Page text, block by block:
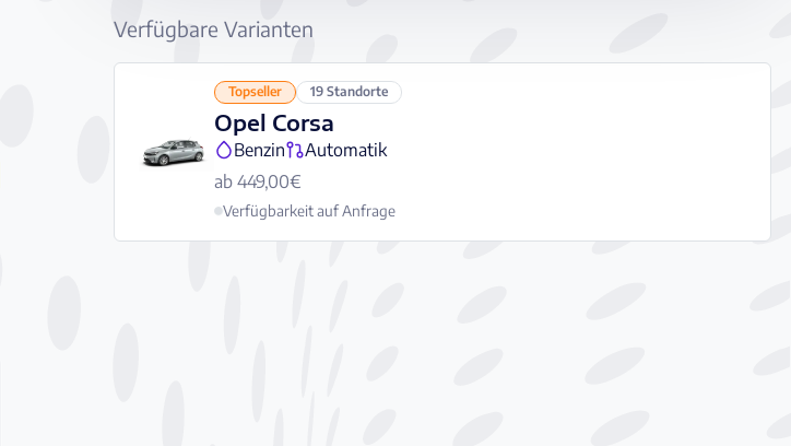
Verfügbare Varianten
Topseller 19 Standorte
Opel Corsa
Benzin
Automatik
ab 449,00€
Verfügbarkeit auf Anfrage